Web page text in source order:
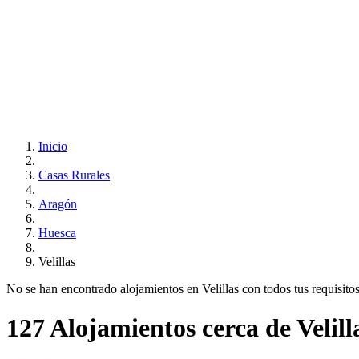
Inicio
Casas Rurales
Aragón
Huesca
Velillas
No se han encontrado alojamientos en Velillas con todos tus
127 Alojamientos cerca de